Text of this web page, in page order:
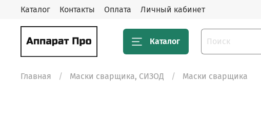
Каталог Контакты Оплата Личный кабинет
Каталог
Главная Маски сварщика, СИЗОД Маски сварщика